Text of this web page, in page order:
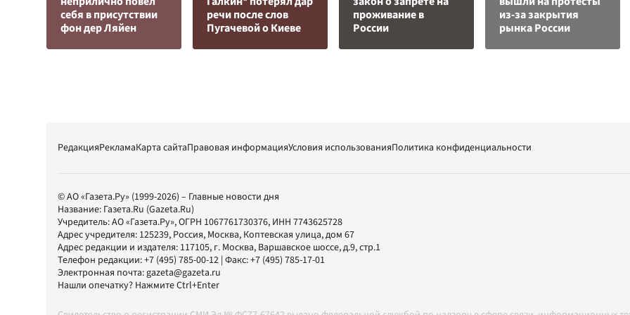
cебя в присутствии
фон дер Ляйен
речи после слов
Пугачевой о Киеве
проживание в
России
из-за закрытия
рынка России
РедакцияРекламаКарта сайтаПравовая информацияУсловия использованияПолитика конфиденциальности
© АО «Газета.Ру» (1999-2026) – Главные новости дня
Название: Газета.Ru (Gazeta.Ru)
Учредитель:АО «Газета.Ру», ОГРН 1067761730376, ИНН 7743625728
Адрес учредителя: 125239, Россия, Москва, Коптевская улица, дом 67
Адрес редакции и издателя: 117105, г. Москва, Варшавское шоссе, д.9, стр.1
Телефон редакции:+7 (495) 785-00-12 | Факс:+7 (495) 785-17-01
Электронная почта:gazeta@gazeta.ru
Нашли опечатку? Нажмите Ctrl+Enter